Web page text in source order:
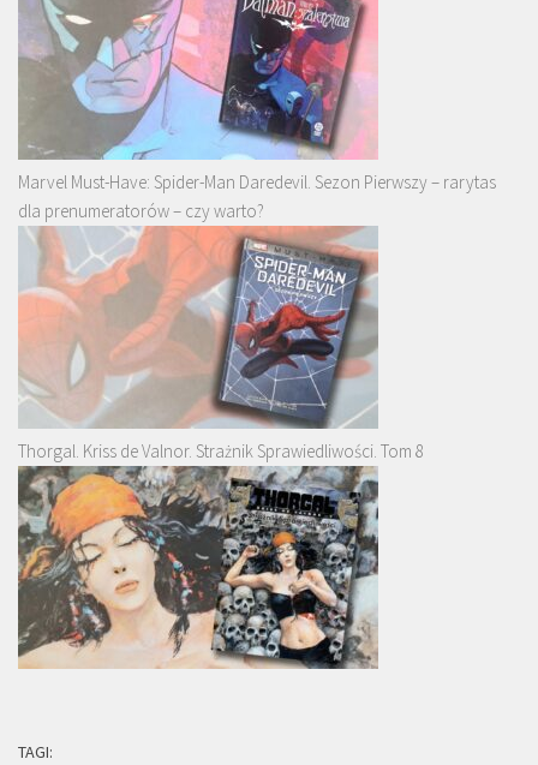
Marvel Must-Have: Spider-Man Daredevil. Sezon Pierwszy – rarytas
dla prenumeratorów – czy warto?
Thorgal. Kriss de Valnor. Strażnik Sprawiedliwości. Tom 8
TAGI: